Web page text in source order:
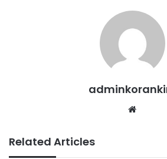
Related Articles